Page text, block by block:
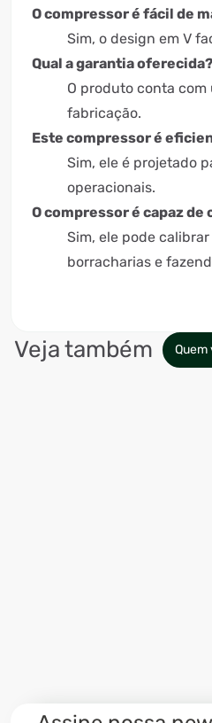
O compressor é fácil de
Sim, o design em V
Qual a garantia oferecida?
O produto conta
fabricação.
Este compressor é
Sim, ele é projetado
operacionais.
O compressor é capaz de
Sim, ele pode
borracharias e
Veja também Quem